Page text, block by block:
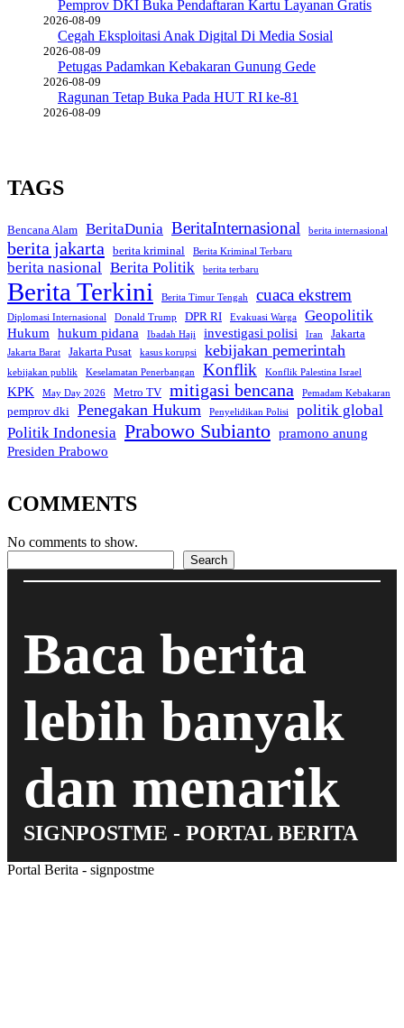
Pemprov DKI Buka Pendaftaran Kartu Layanan Gratis
2026-08-09
Cegah Eksploitasi Anak Digital Di Media Sosial
2026-08-09
Petugas Padamkan Kebakaran Gunung Gede
2026-08-09
Ragunan Tetap Buka Pada HUT RI ke-81
2026-08-09
TAGS
Bencana Alam BeritaDunia BeritaInternasional berita internasional
berita jakarta berita kriminal Berita Kriminal Terbaru
berita nasional Berita Politik berita terbaru
Berita Terkini Berita Timur Tengah cuaca ekstrem
Diplomasi Internasional Donald Trump DPR RI Evakuasi Warga Geopolitik
Hukum hukum pidana Ibadah Haji investigasi polisi Iran Jakarta
Jakarta Barat Jakarta Pusat kasus korupsi kebijakan pemerintah
kebijakan publik Keselamatan Penerbangan Konflik Konflik Palestina Israel
KPK May Day 2026 Metro TV mitigasi bencana Pemadam Kebakaran
pemprov dki Penegakan Hukum Penyelidikan Polisi
politik global
Politik Indonesia Prabowo Subianto pramono anung
Presiden Prabowo
COMMENTS
No comments to show.
Search
Baca berita
lebih banyak
dan menarik
SIGNPOSTME - PORTAL BERITA
Portal Berita - signpostme